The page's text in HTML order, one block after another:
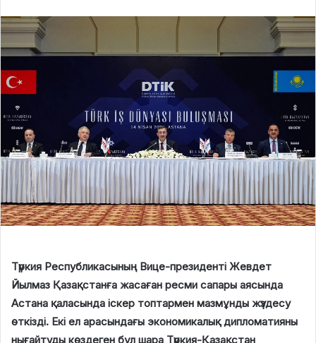
Түркия Республикасының Вице-президенті Жевдет
Йылмаз Қазақстанға жасаған ресми сапары аясында
Астана қаласында іскер топтармен мазмұнды жүздесу
өткізді. Екі ел арасындағы экономикалық дипломатияны
нығайтуды көздеген бұл шара Түркия-Қазақстан